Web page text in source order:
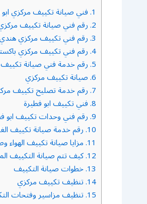
1. فني صيانة تكييف مركزي
2. رقم فني صيانة تكييف
3. رقم فني تكييف مركزي هندي
4. رقم فني تكييف مركزي
5. رقم خدمة فني صيانة تكييف
6. صيانة تكييف مركزي
7. رقم خدمة تصليح تكييف
8. فني تكييف ابو فطيرة
9. رقم فني وحدات تكييف ابو
10. رقم خدمة صيانة تكييف
11. مزايا صيانة تكييف الهواء
12. كيف تتم صيانة التكييف
13. خطوات صيانة التكييف
14. تنظيف تكييف مركزي
15. تنظيف مزاسير وفتحات